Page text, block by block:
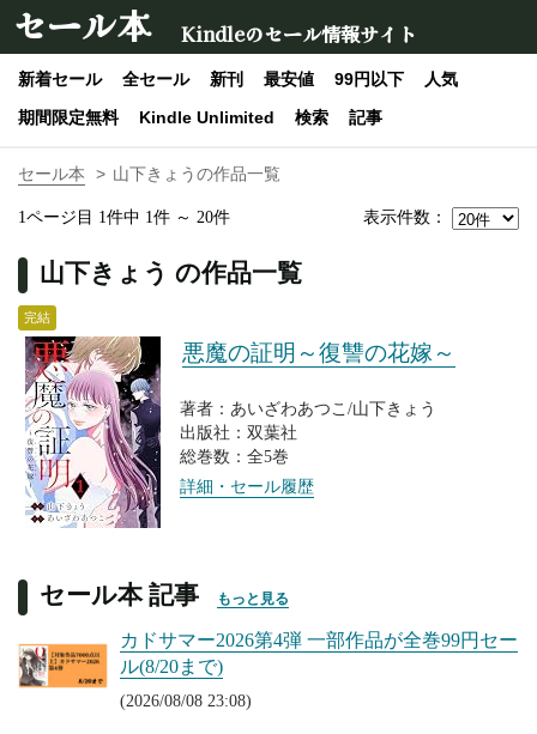
セール本 Kindleのセール情報サイト
新着セール 全セール 新刊 最安値 99円以下
人気
期間限定無料
Kindle Unlimited 検索 記事
セール本 山下きょうの作品一覧
1ページ目 1件中 1件 ～ 20件 表示件数：
山下きょう の作品一覧
完結
悪魔の証明～復讐の花嫁～
著者：あいざわあつこ/山下きょう
出版社：双葉社
総巻数：全5巻
詳細・セール履歴
セール本 記事 もっと見る
カドサマー2026第4弾 一部作品が全巻99円セー
ル(8/20まで)
(2026/08/08 23:08)